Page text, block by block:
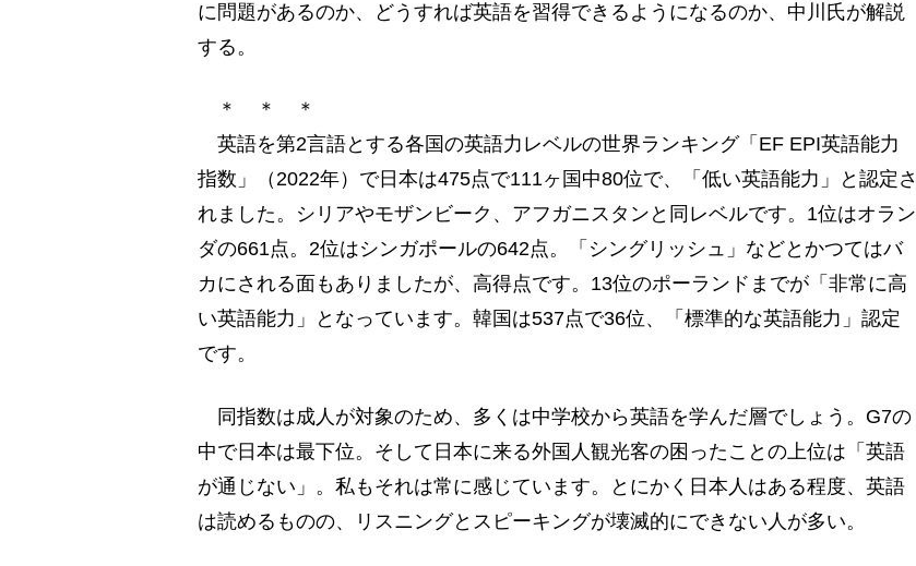
に問題があるのか、どうすれば英語を習得できるようになるのか、中川氏が解説
する。
＊ ＊ ＊
英語を第2言語とする各国の英語力レベルの世界ランキング「EF EPI英語能力
指数」（2022年）で日本は475点で111ヶ国中80位で、「低い英語能力」と認定さ
れました。シリアやモザンビーク、アフガニスタンと同レベルです。1位はオラン
ダの661点。2位はシンガポールの642点。「シングリッシュ」などとかつてはバ
カにされる面もありましたが、高得点です。13位のポーランドまでが「非常に高
い英語能力」となっています。韓国は537点で36位、「標準的な英語能力」認定
です。
同指数は成人が対象のため、多くは中学校から英語を学んだ層でしょう。G7の
中で日本は最下位。そして日本に来る外国人観光客の困ったことの上位は「英語
が通じない」。私もそれは常に感じています。とにかく日本人はある程度、英語
は読めるものの、リスニングとスピーキングが壊滅的にできない人が多い。